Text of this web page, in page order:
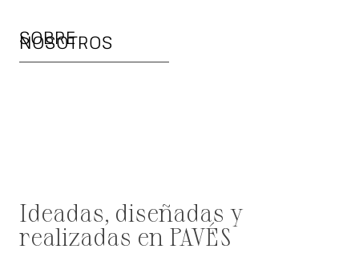
SOBRE
NOSOTROS
Ideadas, diseñadas y
realizadas en PAVÉS